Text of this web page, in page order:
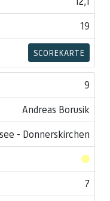
19
SCOREKARTE
9
Andreas Borusik
- Donnerskirchen
7